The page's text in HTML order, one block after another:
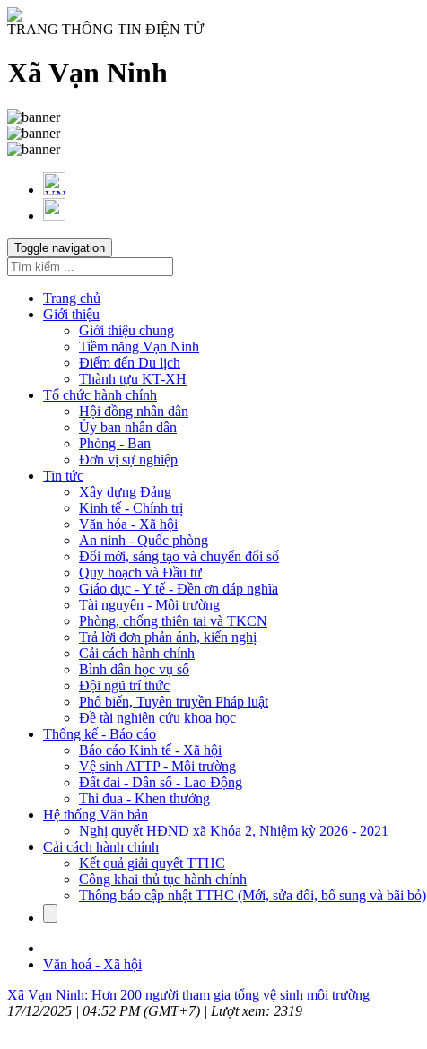
TRANG THÔNG TIN ĐIỆN TỬ
Xã Vạn Ninh
Toggle navigation
Trang chủ
Giới thiệu
Giới thiệu chung
Tiềm năng Vạn Ninh
Điểm đến Du lịch
Thành tựu KT-XH
Tổ chức hành chính
Hội đồng nhân dân
Ủy ban nhân dân
Phòng - Ban
Đơn vị sự nghiệp
Tin tức
Xây dựng Đảng
Kinh tế - Chính trị
Văn hóa - Xã hội
An ninh - Quốc phòng
Đổi mới, sáng tạo và chuyển đổi số
Quy hoạch và Đầu tư
Giáo dục - Y tế - Đền ơn đáp nghĩa
Tài nguyên - Môi trường
Phòng, chống thiên tai và TKCN
Trả lời đơn phản ánh, kiến nghị
Cải cách hành chính
Bình dân học vụ số
Đội ngũ trí thức
Phổ biến, Tuyên truyền Pháp luật
Đề tài nghiên cứu khoa học
Thống kế - Báo cáo
Báo cáo Kinh tế - Xã hội
Vệ sinh ATTP - Môi trường
Đất đai - Dân số - Lao Động
Thi đua - Khen thưởng
Hệ thống Văn bản
Nghị quyết HĐND xã Khóa 2, Nhiệm kỳ 2026 - 2021
Cải cách hành chính
Kết quả giải quyết TTHC
Công khai thủ tục hành chính
Thông báo cập nhật TTHC (Mới, sửa đổi, bổ sung và bãi bỏ)
Văn hoá - Xã hội
Xã Vạn Ninh: Hơn 200 người tham gia tổng vệ sinh môi trường
17/12/2025 | 04:52 PM (GMT+7) | Lượt xem: 2319